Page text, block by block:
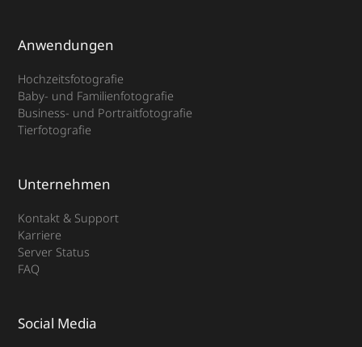
Anwendungen
Hochzeitsfotografie
Baby- und Familienfotografie
Business- und Portraitfotografie
Tierfotografie
Unternehmen
Kontakt & Support
Karriere
Server Status
FAQ
Social Media